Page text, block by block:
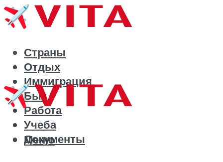
Страны
Отдых
Иммиграция
Быт
Работа
Учеба
Документы
Меню